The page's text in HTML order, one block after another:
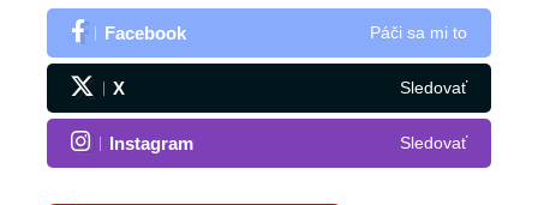
Facebook Páči sa mi to
X Sledovať
Instagram Sledovať